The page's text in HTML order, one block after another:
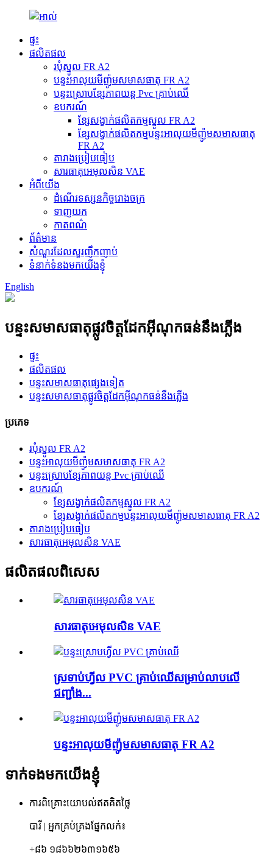
ផ្ទះ
ផលិតផល
របុំស្នូល FR A2
បន្ទះអាលុយមីញ៉ូមសមាសធាតុ FR A2
បន្ទះ​ស្រោប​ខ្សែភាពយន្ត Pvc គ្រាប់ឈើ
ឧបករណ៍
ខ្សែសង្វាក់ផលិតកម្មស្នូល FR A2
ខ្សែសង្វាក់ផលិតកម្មបន្ទះអាលុយមីញ៉ូមសមាសធាតុ
FR A2
តារាងប្រៀបធៀប
សារធាតុ​អេមុលសិន VAE
អំពីយើង
ដំណើរទស្សនកិច្ចរោងចក្រ
ទាញយក
កាតពណ៌
ព័ត៌មាន
សំណួរដែលសួរញឹកញាប់
ទំនាក់ទំនងមកយើងខ្ញុំ
English
បន្ទះសមាសធាតុផ្លូវចិត្តដែកអ៊ីណុកធន់នឹងភ្លើង
ផ្ទះ
ផលិតផល
បន្ទះសមាសធាតុផ្សេងទៀត
បន្ទះសមាសធាតុផ្លូវចិត្តដែកអ៊ីណុកធន់នឹងភ្លើង
ប្រភេទ
របុំស្នូល FR A2
បន្ទះអាលុយមីញ៉ូមសមាសធាតុ FR A2
បន្ទះ​ស្រោប​ខ្សែភាពយន្ត Pvc គ្រាប់ឈើ
ឧបករណ៍
ខ្សែសង្វាក់ផលិតកម្មស្នូល FR A2
ខ្សែសង្វាក់ផលិតកម្មបន្ទះអាលុយមីញ៉ូមសមាសធាតុ FR A2
តារាងប្រៀបធៀប
សារធាតុ​អេមុលសិន VAE
ផលិតផលពិសេស
សារធាតុ​អេមុលសិន VAE
ស្រទាប់​ហ្វីល PVC គ្រាប់ឈើ​សម្រាប់​លាប​លើ​
ជញ្ជាំង...
បន្ទះអាលុយមីញ៉ូមសមាសធាតុ FR A2
ទាក់ទងមកយើងខ្ញុំ
ការពិគ្រោះយោបល់ឥតគិតថ្លៃ
បារី | អ្នកគ្រប់គ្រងផ្នែកលក់៖
+៨៦ ១៨៦៦២៦៣១៦៥៦